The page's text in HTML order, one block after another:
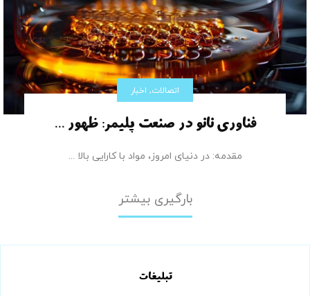
فناوری نانو در صنعت پلیمر: ظهور ...
اتصالات, اخبار
مقدمه: در دنیای امروز، مواد با کارایی بالا ...
بارگیری بیشتر
تبلیغات